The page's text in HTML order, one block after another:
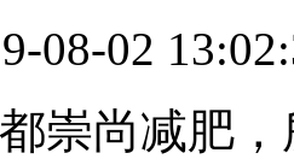
08-02
崇尚减肥